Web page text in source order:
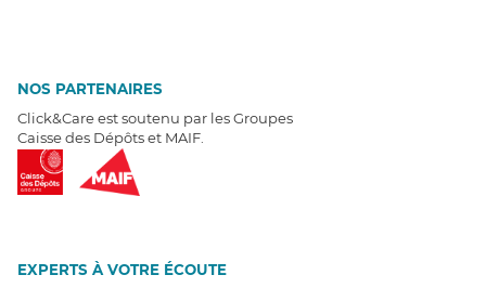
NOS PARTENAIRES
Click&Care est soutenu par les Groupes
Caisse des Dépôts et MAIF.
EXPERTS À VOTRE ÉCOUTE